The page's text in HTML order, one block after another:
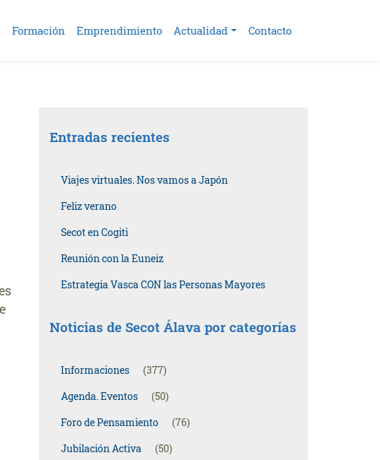
Formación Emprendimiento Actualidad Contacto
Entradas recientes
Viajes virtuales. Nos vamos a Japón
Feliz verano
Secot en Cogiti
Reunión con la Euneiz
Estrategia Vasca CON las Personas Mayores
Noticias de Secot Álava por categorías
Informaciones
(377)
Agenda. Eventos
(50)
Foro de Pensamiento
(76)
Jubilación Activa
(50)